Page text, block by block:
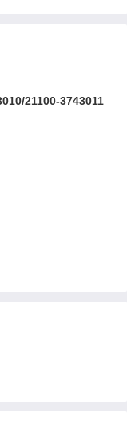
21100-3743011